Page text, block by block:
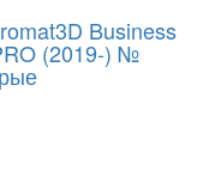
Business
(2019-) №